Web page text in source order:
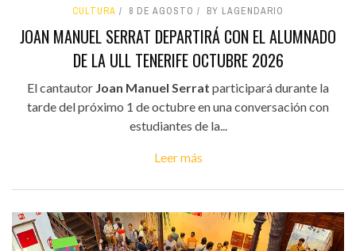
CULTURA 8 DE AGOSTO BY LAGENDARIO
JOAN MANUEL SERRAT DEPARTIRÁ CON EL ALUMNADO
DE LA ULL TENERIFE OCTUBRE 2026
El cantautor Joan Manuel Serrat participará durante la
tarde del próximo 1 de octubre en una conversación con
estudiantes de la...
Leer más